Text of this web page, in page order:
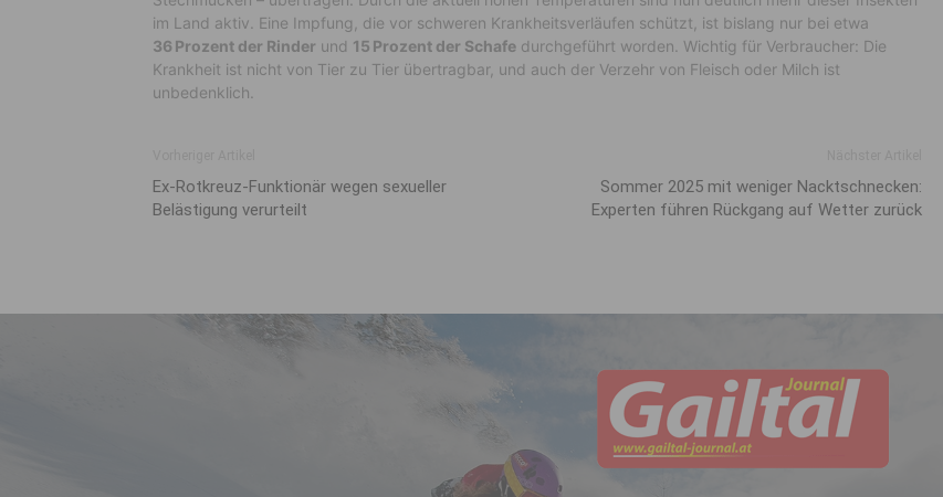
im Land aktiv. Eine Impfung, die vor schweren Krankheitsverläufen schützt, ist bislang nur bei etwa
36 Prozent der Rinder und 15 Prozent der Schafe durchgeführt worden. Wichtig für Verbraucher: Die
Krankheit ist nicht von Tier zu Tier übertragbar, und auch der Verzehr von Fleisch oder Milch ist
unbedenklich.
Ex-Rotkreuz-Funktionär wegen sexueller
Belästigung verurteilt
Sommer 2025 mit weniger Nacktschnecken:
Experten führen Rückgang auf Wetter zurück